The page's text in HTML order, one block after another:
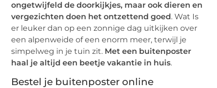
ongetwijfeld de doorkijkjes, maar ook dieren en
vergezichten doen het ontzettend goed . Wat Is
er leuker dan op een zonnige dag uitkijken over
een alpenweide of een enorm meer, terwijl je
simpelweg in je tuin zit. Met een buitenposter
haal je altijd een beetje vakantie in huis.
Bestel je buitenposter online